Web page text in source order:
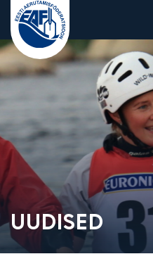
Eesti Aerutamisföderatsioon
UUDISED